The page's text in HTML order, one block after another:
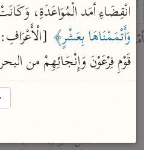
characters for results.
أمّهات
جامع البيان
ابن جرير الطبري (٣١٠ هـ)
ابن كثير (٧٧٤ هـ)
انْقِضَاءِ أمَد الْمُوَاعَدَةِ،
وَأَتْمَمْنَاهَا بِعَشْرٍ﴾
قَوْمِ فِرْعَوْنَ وَإِنْجَائِهِمْ من